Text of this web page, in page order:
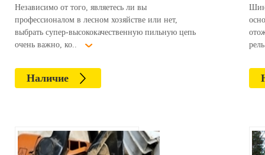
Независимо от того, являетесь ли вы
профессионалом в лесном хозяйстве или нет,
выбрать супер-высококачественную пильную цепь
очень важно, ко..
Наличие